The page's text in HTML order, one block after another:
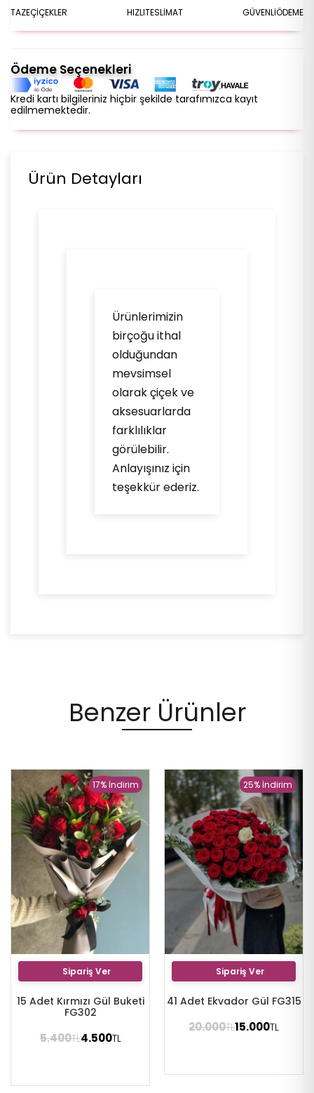
TAZEÇİÇEKLER HIZLITESLİMAT GÜVENLİÖDEME
Ödeme Seçenekleri
Kredi kartı bilgileriniz hiçbir şekilde tarafımızca kayıt
edilmemektedir.
Ürün Detayları
Ürünlerimizin
birçoğu ithal
olduğundan
mevsimsel
olarak çiçek ve
aksesuarlarda
farklılıklar
görülebilir.
Anlayışınız için
teşekkür ederiz.
Benzer Ürünler
17% İndirim
Sipariş Ver
15 Adet Kırmızı Gül Buketi
FG302
5.400TL4.500TL
25% İndirim
Sipariş Ver
41 Adet Ekvador Gül FG315
20.000TL15.000TL